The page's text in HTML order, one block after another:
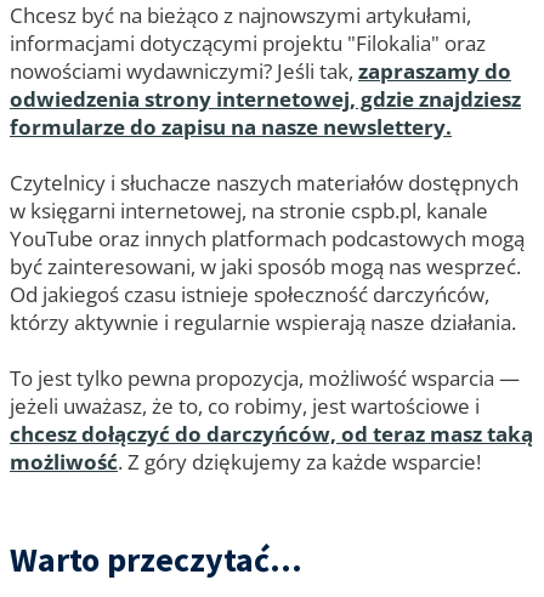
Chcesz być na bieżąco z najnowszymi artykułami,
informacjami dotyczącymi projektu "Filokalia" oraz
nowościami wydawniczymi? Jeśli tak, zapraszamy do
odwiedzenia strony internetowej, gdzie znajdziesz
formularze do zapisu na nasze newslettery.
Czytelnicy i słuchacze naszych materiałów dostępnych
w księgarni internetowej, na stronie cspb.pl, kanale
YouTube oraz innych platformach podcastowych mogą
być zainteresowani, w jaki sposób mogą nas wesprzeć.
Od jakiegoś czasu istnieje społeczność darczyńców,
którzy aktywnie i regularnie wspierają nasze działania.
To jest tylko pewna propozycja, możliwość wsparcia —
jeżeli uważasz, że to, co robimy, jest wartościowe i
chcesz dołączyć do darczyńców, od teraz masz taką
możliwość. Z góry dziękujemy za każde wsparcie!
Warto przeczytać...